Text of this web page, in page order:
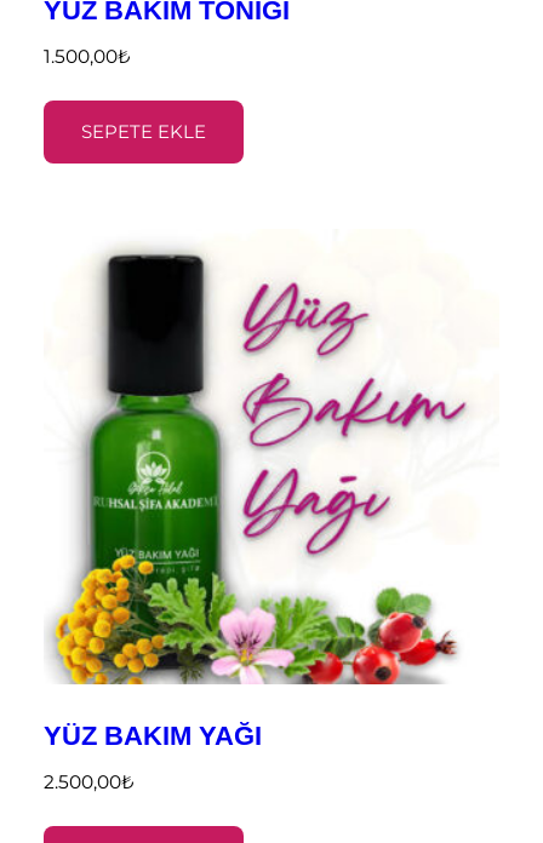
YÜZ BAKIM TONİĞİ
1.500,00₺
SEPETE EKLE
YÜZ BAKIM YAĞI
2.500,00₺